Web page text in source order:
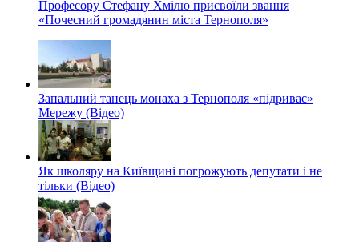
Професору Стефану Хмілю присвоїли звання
«Почесний громадянин міста Тернополя»
Запальний танець монаха з Тернополя «підриває»
Мережу (Відео)
Як школяру на Київщині погрожують депутати і не
тільки (Відео)